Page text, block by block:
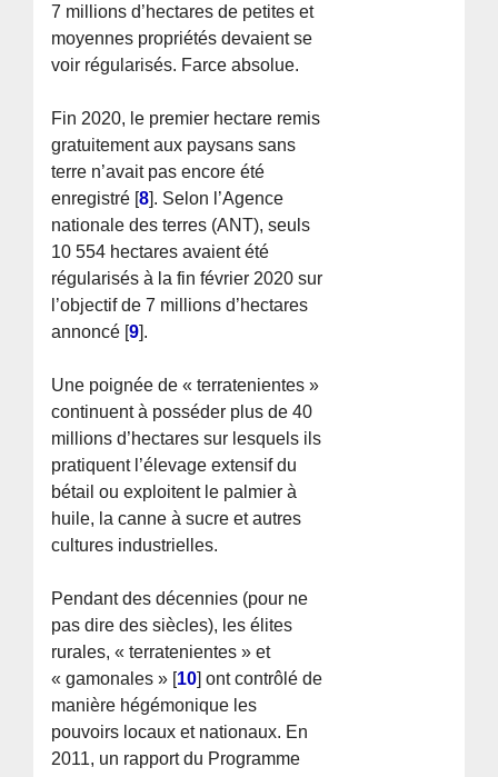
7 millions d’hectares de petites et
moyennes propriétés devaient se
voir régularisés. Farce absolue.
Fin 2020, le premier hectare remis
gratuitement aux paysans sans
terre n’avait pas encore été
enregistré [8]. Selon l’Agence
nationale des terres (ANT), seuls
10 554 hectares avaient été
régularisés à la fin février 2020 sur
l’objectif de 7 millions d’hectares
annoncé [9].
Une poignée de « terratenientes »
continuent à posséder plus de 40
millions d’hectares sur lesquels ils
pratiquent l’élevage extensif du
bétail ou exploitent le palmier à
huile, la canne à sucre et autres
cultures industrielles.
Pendant des décennies (pour ne
pas dire des siècles), les élites
rurales, « terratenientes » et
« gamonales » [10] ont contrôlé de
manière hégémonique les
pouvoirs locaux et nationaux. En
2011, un rapport du Programme